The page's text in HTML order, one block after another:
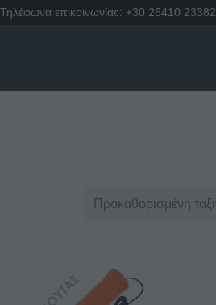
Τηλέφωνα επικοινωνίας: +30 26410 23382